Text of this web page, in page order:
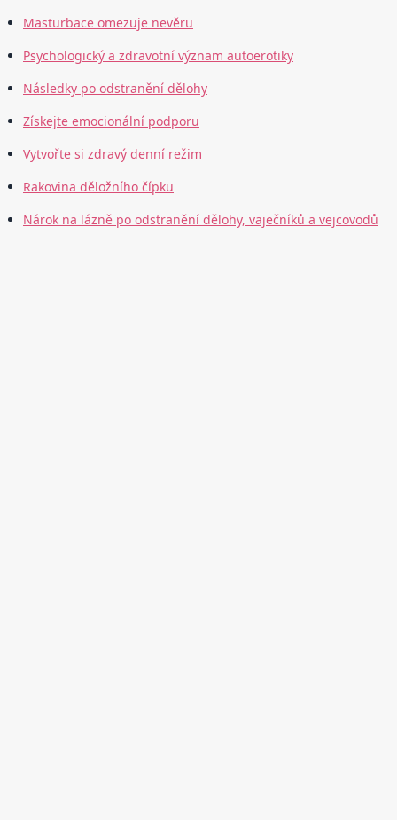
Masturbace omezuje nevěru
Psychologický a zdravotní význam autoerotiky
Následky po odstranění dělohy
Získejte emocionální podporu
Vytvořte si zdravý denní režim
Rakovina děložního čípku
Nárok na lázně po odstranění dělohy, vaječníků a vejcovodů